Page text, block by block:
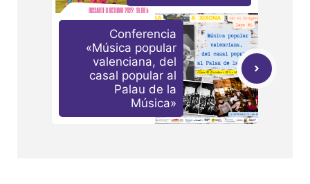
Conferencia
«Música popular
valenciana, del
casal popular al
Palau de la
Música»